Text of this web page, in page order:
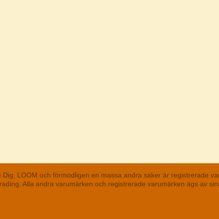
LOOM och förmodligen en massa andra saker är registrerade
Alla andra varumärken och registrerade varumärken ägs av